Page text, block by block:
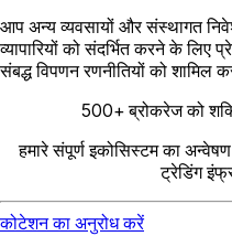
आप अन्य व्यवसायों और संस्थागत
व्यापारियों को संदर्भित करने के लिए
संबद्ध विपणन रणनीतियों को शामिल
500+ ब्रोकरेज को
हमारे संपूर्ण इकोसिस्टम का
ट्रेडिंग
कोटेशन का अनुरोध करें